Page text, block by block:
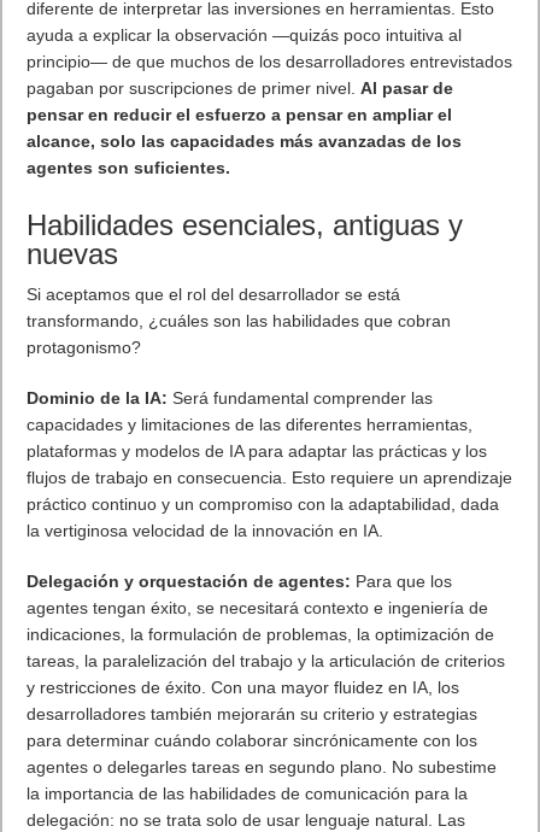
diferente de interpretar las inversiones en herramientas. Esto
ayuda a explicar la observación —quizás poco intuitiva al
principio— de que muchos de los desarrolladores entrevistados
pagaban por suscripciones de primer nivel.Al pasar de
pensar en reducir el esfuerzo a pensar en ampliar el
alcance, solo las capacidades más avanzadas de los
agentes son suficientes.
Habilidades esenciales, antiguas y
nuevas
Si aceptamos que el rol del desarrollador se está
transformando, ¿cuáles son las habilidades que cobran
protagonismo?
Dominio de la IA: Será fundamental comprender las
capacidades y limitaciones de las diferentes herramientas,
plataformas y modelos de IA para adaptar las prácticas y los
flujos de trabajo en consecuencia. Esto requiere un aprendizaje
práctico continuo y un compromiso con la adaptabilidad, dada
la vertiginosa velocidad de la innovación en IA.
Delegación y orquestación de agentes: Para que los
agentes tengan éxito, se necesitará contexto e ingeniería de
indicaciones, la formulación de problemas, la optimización de
tareas, la paralelización del trabajo y la articulación de criterios
y restricciones de éxito. Con una mayor fluidez en IA, los
desarrolladores también mejorarán su criterio y estrategias
para determinar cuándo colaborar sincrónicamente con los
agentes o delegarles tareas en segundo plano. No subestime
la importancia de las habilidades de comunicación para la
delegación: no se trata solo de usar lenguaje natural. Las